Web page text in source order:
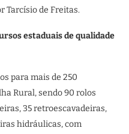
Tarcísio de Freitas.
estaduais de qualidade
para mais de 250
Rural, sendo 90 rolos
35 retroescavadeiras,
hidráulicas, com